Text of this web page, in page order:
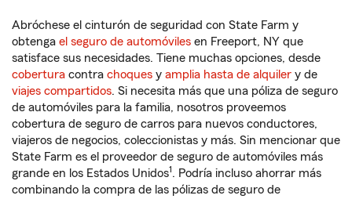
Abróchese el cinturón de seguridad con State Farm y
obtenga el seguro de automóviles en Freeport, NY que
satisface sus necesidades. Tiene muchas opciones, desde
cobertura contra choques y amplia hasta de alquiler y de
viajes compartidos. Si necesita más que una póliza de seguro
de automóviles para la familia, nosotros proveemos
cobertura de seguro de carros para nuevos conductores,
viajeros de negocios, coleccionistas y más. Sin mencionar que
State Farm es el proveedor de seguro de automóviles más
grande en los Estados Unidos1 . Podría incluso ahorrar más
combinando la compra de las pólizas de seguro de